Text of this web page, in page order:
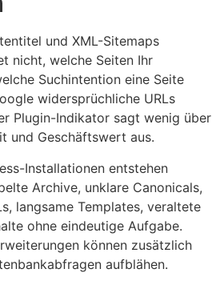
und XML-Sitemaps
nicht, welche Seiten Ihr
Suchintention eine Seite
widersprüchliche URLs
Plugin-Indikator sagt wenig über
und Geschäftswert aus.
Installationen entstehen
Archive, unklare Canonicals,
langsame Templates, veraltete
ohne eindeutige Aufgabe.
können zusätzlich
aufblähen.